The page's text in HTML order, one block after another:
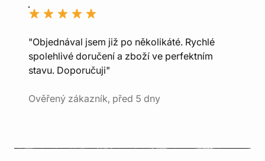
"Objednával jsem již po několikáté. Rychlé
spolehlivé doručení a zboží ve perfektním
stavu. Doporučuji"
Ověřený zákazník, před 5 dny